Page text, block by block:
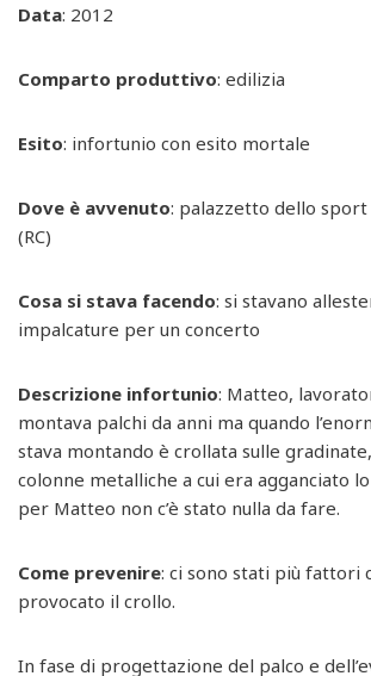
Data: 2012
Comparto produttivo: edilizia
Esito: infortunio con esito mortale
Dove è avvenuto: palazzetto dello sport
(RC)
Cosa si stava facendo: si stavano
impalcature per un concerto
Descrizione infortunio: Matteo,
montava palchi da anni ma quando
stava montando è crollata sulle
colonne metalliche a cui era agganciato
per Matteo non c’è stato nulla da fare.
Come prevenire: ci sono stati più fattori
provocato il crollo.
In fase di progettazione del palco e